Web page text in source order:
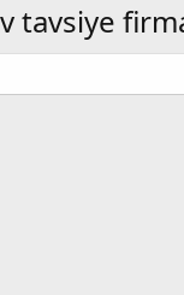
tavsiye